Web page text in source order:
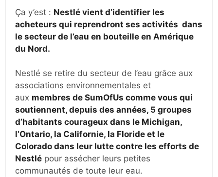
Ça y’est : Nestlé vient d’identifier les
acheteurs qui reprendront ses activités dans
le secteur de l’eau en bouteille en Amérique
du Nord.
Nestlé se retire du secteur de l’eau grâce aux
associations environnementales et
aux membres de SumOfUs comme vous qui
soutiennent, depuis des années, 5 groupes
d’habitants courageux dans le Michigan,
l’Ontario, la Californie, la Floride et le
Colorado dans leur lutte contre les efforts de
Nestlé pour assécher leurs petites
communautés de toute leur eau.